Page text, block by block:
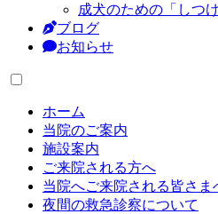
成犬のための「しつ
ブログ
お知らせ
ホーム
当院のご案内
施設案内
ご来院される方へ
当院へご来院される皆さま
夜間の救急診察について